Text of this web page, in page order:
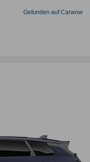
Gefunden auf Carwow